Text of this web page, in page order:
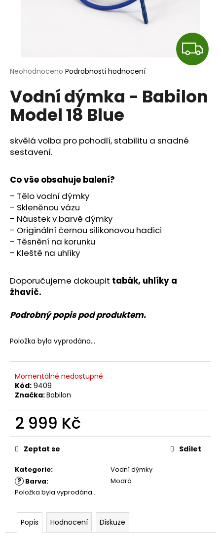
Průměrné
produktu
je
0,0
hvězdiček.
Neohodnoceno Podrobnosti hodnocení
Vodní dýmka - Babilon
Model 18 Blue
skvělá volba pro pohodlí, stabilitu a snadné
sestavení.
Co vše obsahuje balení?
- Tělo vodní dýmky
- Skleněnou vázu
- Náustek v barvě dýmky
- Originální černou silikonovou hadici
- Těsnění na korunku
- Kleště na uhlíky
Doporučujeme dokoupit tabák, uhlíky a
žhavič.
Podrobný popis pod produktem.
Položka byla vyprodána…
Momentálně nedostupné
Kód: 9409
Značka:Babilon
2 999 Kč
Měrná
cena:
Kategorie: Vodní dýmky
? Barva:
Modrá
Položka byla vyprodána…
Zeptat se Sdílet
Z
A
Popis Hodnocení Diskuze
HLEDAT
D
p
u
č
u
j
e
e